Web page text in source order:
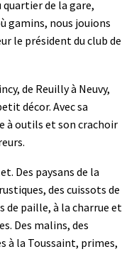
de la gare,
gamins, nous jouions
le président du club de
de Reuilly à Neuvy,
décor. Avec sa
à outils et son crachoir
Des paysans de la
des cuissots de
de paille, à la charrue et
Des malins, des
à la Toussaint, primes,